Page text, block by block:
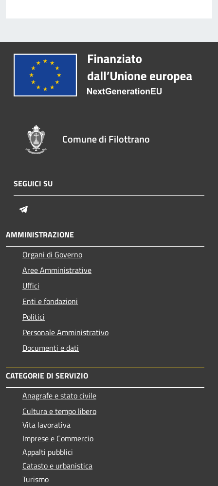
Comune di Filottrano
SEGUICI SU
AMMINISTRAZIONE
Organi di Governo
Aree Amministrative
Uffici
Enti e fondazioni
Politici
Personale Amministrativo
Documenti e dati
CATEGORIE DI SERVIZIO
Anagrafe e stato civile
Cultura e tempo libero
Vita lavorativa
Imprese e Commercio
Appalti pubblici
Catasto e urbanistica
Turismo